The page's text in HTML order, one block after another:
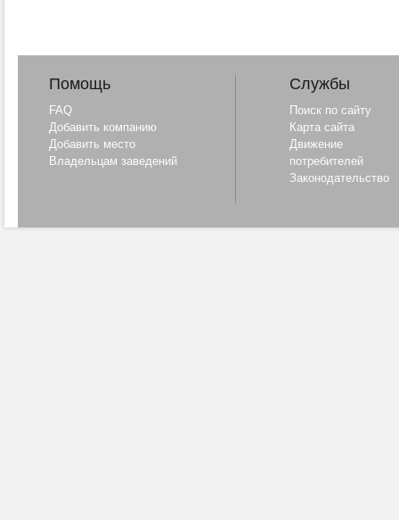
Помощь
FAQ
Добавить компанию
Добавить место
Владельцам заведений
Службы
Поиск по сайту
Карта сайта
Движение
потребителей
Законодательство